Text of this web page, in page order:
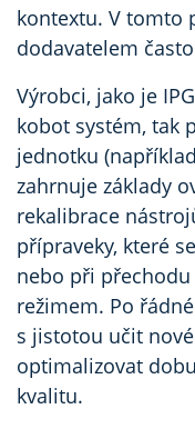
kontextu. V tomto
dodavatelem
Výrobci, jako je
kobot systém, tak
jednotku
zahrnuje základy
rekalibrace
přípraveky, které
nebo při
režimem. Po
s jistotou učit
optimalizovat
kvalitu.